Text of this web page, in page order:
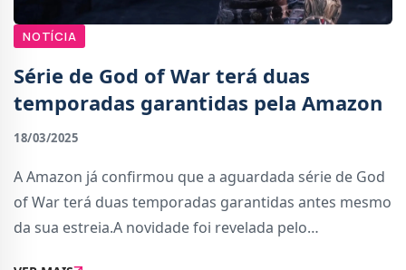
NOTÍCIA
Série de God of War terá duas
temporadas garantidas pela Amazon
18/03/2025
A Amazon já confirmou que a aguardada série de God
of War terá duas temporadas garantidas antes mesmo
da sua estreia.A novidade foi revelada pelo